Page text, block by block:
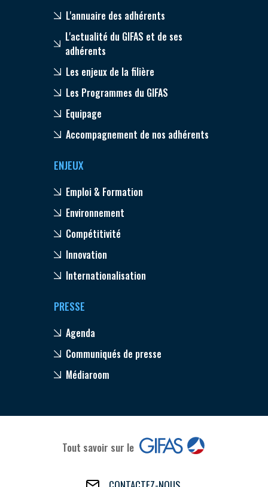
L'annuaire des adhérents
L'actualité du GIFAS et de ses
adhérents
Les enjeux de la filière
Les Programmes du GIFAS
Equipage
Accompagnement de nos adhérents
ENJEUX
Emploi & Formation
Environnement
Compétitivité
Innovation
Internationalisation
PRESSE
Agenda
Communiqués de presse
Médiaroom
Tout savoir sur le